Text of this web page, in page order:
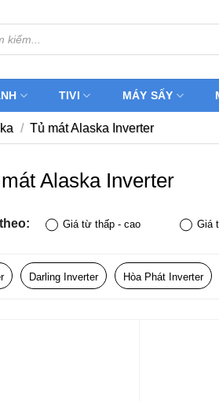
TIVI MÁY SẤY
/ Tủ mát Alaska Inverter
Alaska Inverter
Giá từ thấp - cao Giá
Darling Inverter Hòa Phát Inverter